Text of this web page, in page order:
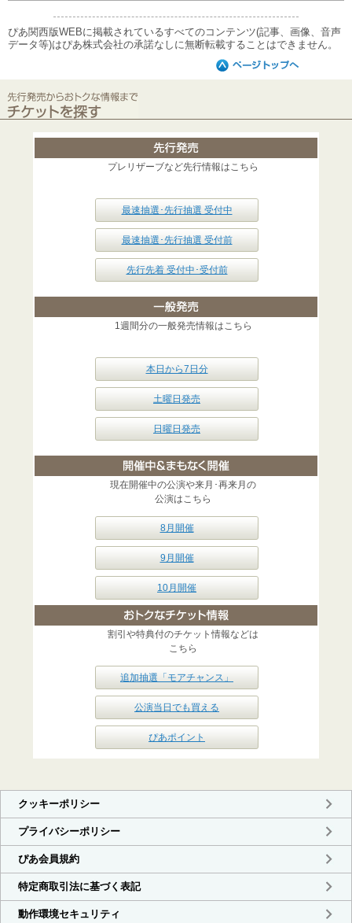
ぴあ関西版WEBに掲載されているすべてのコンテンツ(記事、画像、音声
データ等)はぴあ株式会社の承諾なしに無断転載することはできません。
プレリザーブなど先行情報はこちら
最速抽選･先行抽選 受付中
最速抽選･先行抽選 受付前
先行先着 受付中･受付前
1週間分の一般発売情報はこちら
本日から7日分
土曜日発売
日曜日発売
現在開催中の公演や来月･再来月の
公演はこちら
8月開催
9月開催
10月開催
割引や特典付のチケット情報などは
こちら
追加抽選「モアチャンス」
公演当日でも買える
ぴあポイント